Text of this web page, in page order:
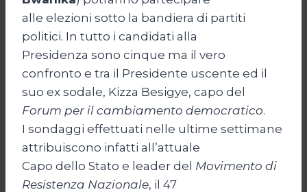
alle elezioni sotto la bandiera di partiti
politici. In tutto i candidati alla
Presidenza sono cinque ma il vero
confronto e tra il Presidente uscente ed il
suo ex sodale, Kizza Besigye, capo del
Forum per il cambiamento democratico.
I sondaggi effettuati nelle ultime settimane
attribuiscono infatti all’attuale
Capo dello Stato e leader del Movimento di
Resistenza Nazionale, il 47